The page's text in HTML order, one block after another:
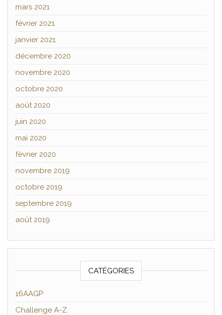
mars 2021
février 2021
janvier 2021
décembre 2020
novembre 2020
octobre 2020
août 2020
juin 2020
mai 2020
février 2020
novembre 2019
octobre 2019
septembre 2019
août 2019
CATÉGORIES
16AAGP
Challenge A-Z